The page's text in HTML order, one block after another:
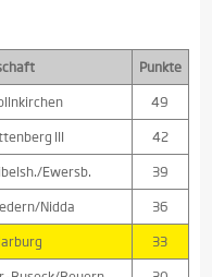
Punkte
49
III
42
Ewersb.
39
Nidda
36
33